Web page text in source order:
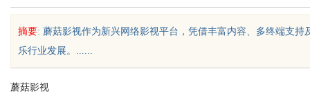
摘要: 蘑菇影视作为新兴网络影视平台，凭借丰富内容、多终端支
乐行业发展。......
蘑菇影视
时代影视娱乐的全